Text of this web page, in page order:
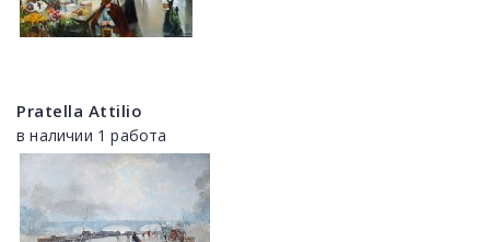
Pratella Attilio
в наличии 1 работа